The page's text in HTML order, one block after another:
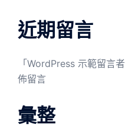
近期留言
「 WordPress 示範留言者
佈留言
彙整